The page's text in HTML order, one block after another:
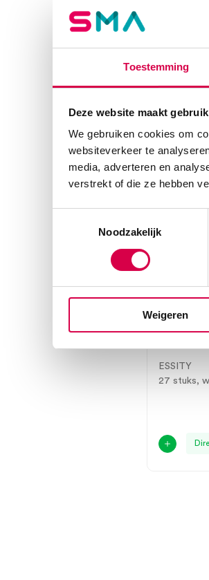
Toestemming
Deze website maakt
We gebruiken cookies om
websiteverkeer te
media, adverteren en
verstrekt of die ze hebben
Noodzakelijk
Weigeren
Tork
ESSITY
27 stuks,